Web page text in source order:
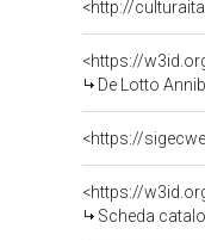
<http://
<https://
De Lotto
<https://
<https://
Scheda